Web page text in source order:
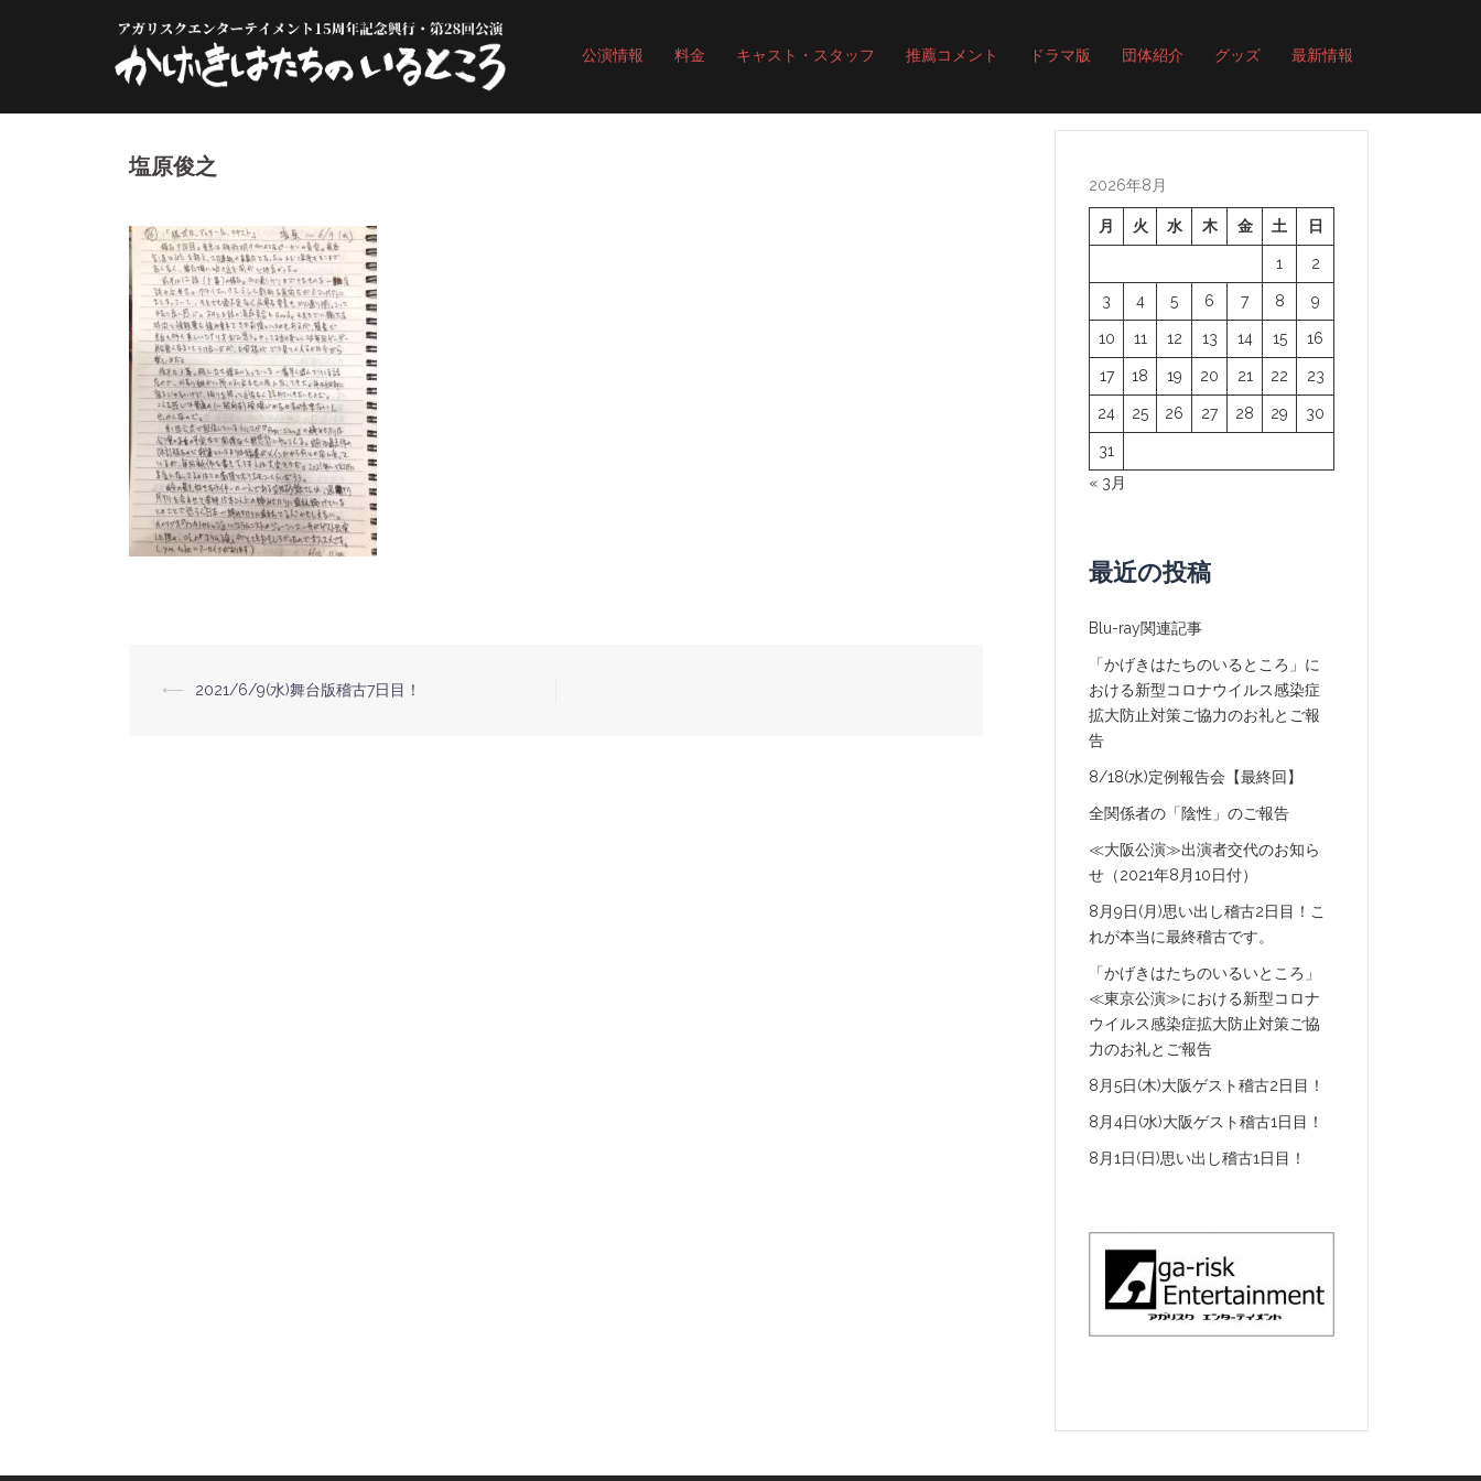
ツ
公演情報 料金 キャスト・スタッフ 推薦コメント ドラマ版 団体紹介 グッズ 最新情報
塩原俊之
投
⟵ 2021/6/9(水)舞台版稽古7日目！
2026年8月
月 火 水 木 金 土 日
1 2
3 4 5 6 7 8 9
10 11 12 13 14 15 16
17 18 19 20 21 22 23
24 25 26 27 28 29 30
31
« 3月
最近の投稿
Blu-ray関連記事
「かげきはたちのいるところ」に
おける新型コロナウイルス感染症
拡大防止対策ご協力のお礼とご報
告
8/18(水)定例報告会【最終回】
全関係者の「陰性」のご報告
≪大阪公演≫出演者交代のお知ら
せ（2021年8月10日付）
8月9日(月)思い出し稽古2日目！こ
れが本当に最終稽古です。
「かげきはたちのいるいところ」
≪東京公演≫における新型コロナ
ウイルス感染症拡大防止対策ご協
力のお礼とご報告
8月5日(木)大阪ゲスト稽古2日目！
8月4日(水)大阪ゲスト稽古1日目！
8月1日(日)思い出し稽古1日目！